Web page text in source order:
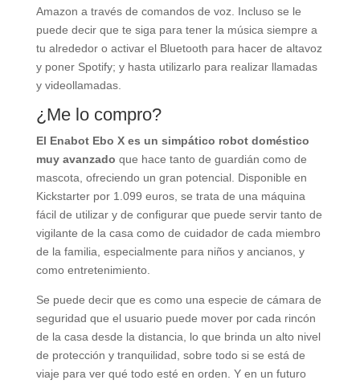
Amazon a través de comandos de voz. Incluso se le
puede decir que te siga para tener la música siempre a
tu alrededor o activar el Bluetooth para hacer de altavoz
y poner Spotify; y hasta utilizarlo para realizar llamadas
y videollamadas.
¿Me lo compro?
El Enabot Ebo X es un simpático robot doméstico
muy avanzado que hace tanto de guardián como de
mascota, ofreciendo un gran potencial. Disponible en
Kickstarter por 1.099 euros, se trata de una máquina
fácil de utilizar y de configurar que puede servir tanto de
vigilante de la casa como de cuidador de cada miembro
de la familia, especialmente para niños y ancianos, y
como entretenimiento.
Se puede decir que es como una especie de cámara de
seguridad que el usuario puede mover por cada rincón
de la casa desde la distancia, lo que brinda un alto nivel
de protección y tranquilidad, sobre todo si se está de
viaje para ver qué todo esté en orden. Y en un futuro